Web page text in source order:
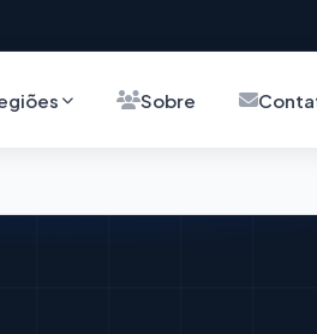
Sobre